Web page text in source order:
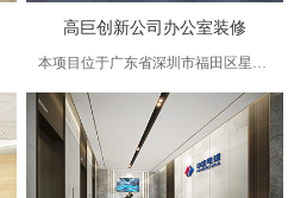
高巨创新公司办公室装修
本项目位于广东省深圳市福田区星河WORLD大厦，项目占地700㎡，居闹市中心区域，本案公司主要从事无人机设计与制作，经过周全的设计方案以现